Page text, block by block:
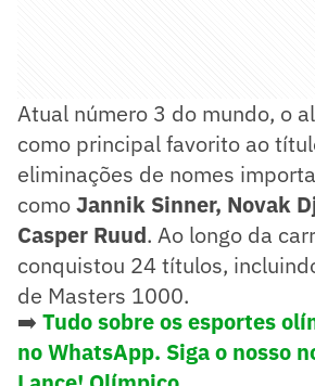
Atual número 3 do mundo, o
como principal favorito ao
eliminações de nomes
comoJannik Sinner, Novak
Casper Ruud. Ao longo da
conquistou 24 títulos,
de Masters 1000.
➡️ Tudo sobre os esportes
no WhatsApp. Siga o nosso